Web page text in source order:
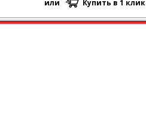
или Купить в 1 клик